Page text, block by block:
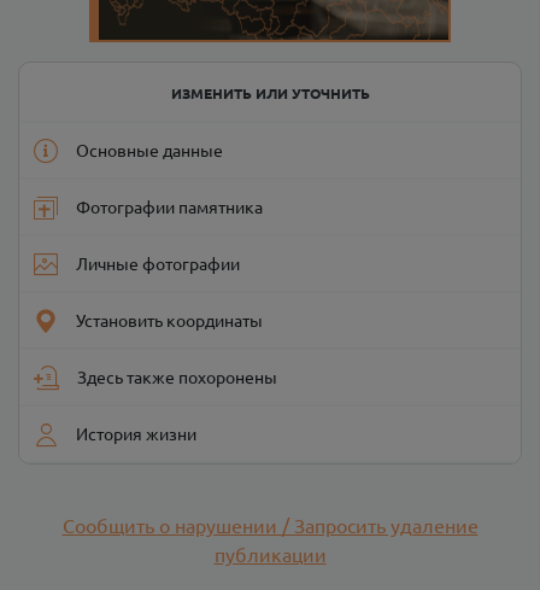
ИЗМЕНИТЬ ИЛИ УТОЧНИТЬ
Основные данные
Фотографии памятника
Личные фотографии
Установить координаты
Здесь также похоронены
История жизни
Сообщить о нарушении / Запросить удаление
публикации